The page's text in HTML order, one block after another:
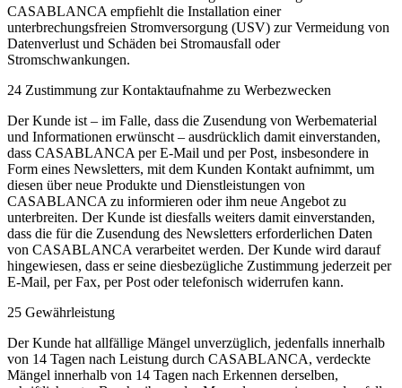
CASABLANCA empfiehlt die Installation einer
unterbrechungsfreien Stromversorgung (USV) zur Vermeidung von
Datenverlust und Schäden bei Stromausfall oder
Stromschwankungen.
24 Zustimmung zur Kontaktaufnahme zu Werbezwecken
Der Kunde ist – im Falle, dass die Zusendung von Werbematerial
und Informationen erwünscht – ausdrücklich damit einverstanden,
dass CASABLANCA per E-Mail und per Post, insbesondere in
Form eines Newsletters, mit dem Kunden Kontakt aufnimmt, um
diesen über neue Produkte und Dienstleistungen von
CASABLANCA zu informieren oder ihm neue Angebot zu
unterbreiten. Der Kunde ist diesfalls weiters damit einverstanden,
dass die für die Zusendung des Newsletters erforderlichen Daten
von CASABLANCA verarbeitet werden. Der Kunde wird darauf
hingewiesen, dass er seine diesbezügliche Zustimmung jederzeit per
E-Mail, per Fax, per Post oder telefonisch widerrufen kann.
25 Gewährleistung
Der Kunde hat allfällige Mängel unverzüglich, jedenfalls innerhalb
von 14 Tagen nach Leistung durch CASABLANCA, verdeckte
Mängel innerhalb von 14 Tagen nach Erkennen derselben,